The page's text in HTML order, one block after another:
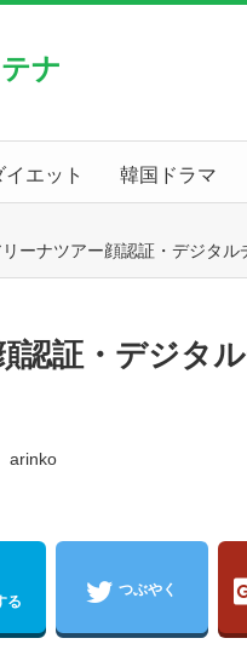
ナ
イエット 韓国ドラマ
ーナツアー顔認証・デジタル
認証・デジタ
arinko
る
つぶやく